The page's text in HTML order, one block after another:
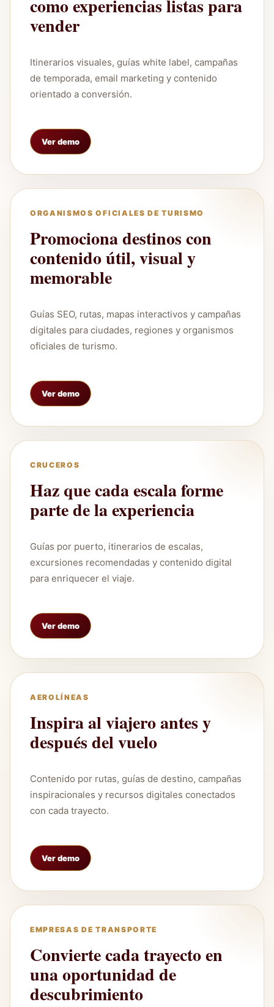
como experiencias listas para
vender
Itinerarios visuales, guías white label, campañas
de temporada, email marketing y contenido
orientado a conversión.
Ver demo
ORGANISMOS OFICIALES DE TURISMO
Promociona destinos con
contenido útil, visual y
memorable
Guías SEO, rutas, mapas interactivos y campañas
digitales para ciudades, regiones y organismos
oficiales de turismo.
Ver demo
CRUCEROS
Haz que cada escala forme
parte de la experiencia
Guías por puerto, itinerarios de escalas,
excursiones recomendadas y contenido digital
para enriquecer el viaje.
Ver demo
AEROLÍNEAS
Inspira al viajero antes y
después del vuelo
Contenido por rutas, guías de destino, campañas
inspiracionales y recursos digitales conectados
con cada trayecto.
Ver demo
EMPRESAS DE TRANSPORTE
Convierte cada trayecto en
una oportunidad de
descubrimiento